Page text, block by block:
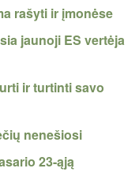
rašyti ir įmonėse
jaunoji ES vertėja
ir turtinti savo
nenešiosi
23-ąją